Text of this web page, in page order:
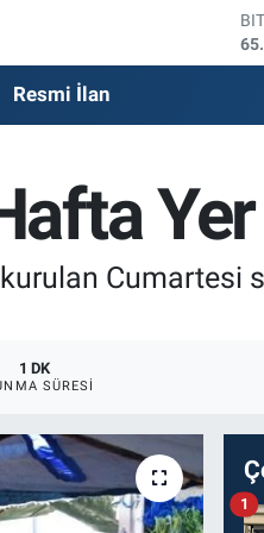
Resmi İlan
Cumartesi
1 DK
SÜRESI
1